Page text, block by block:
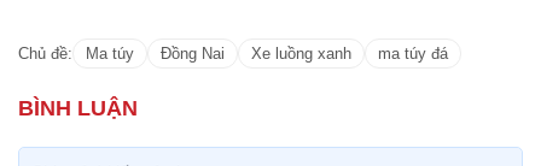
Chủ đề: Ma túy Đồng Nai Xe luồng xanh ma túy đá